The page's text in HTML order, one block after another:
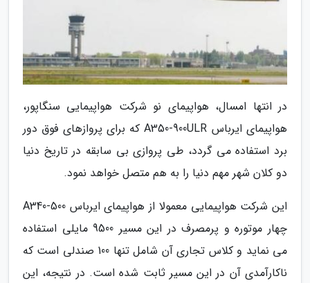
در انتها امسال، هواپیمای نو شرکت هواپیمایی سنگاپور،
هواپیمای ایرباس A350-900ULR که برای پروازهای فوق دور
برد استفاده می گردد، طی پروازی بی سابقه در تاریخ دنیا
دو کلان شهر مهم دنیا را به هم متصل خواهد نمود.
این شرکت هواپیمایی معمولا از هواپیمای ایرباس A340-500
چهار موتوره و پرمصرف در این مسیر 9500 مایلی استفاده
می نماید و کلاس تجاری آن شامل تنها 100 صندلی است که
ناکارآمدی آن در این مسیر ثابت شده است. در نتیجه، این